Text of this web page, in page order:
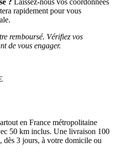
rapidement pour vous
remboursé. Vérifiez vos
de vous engager.
en France métropolitaine
50 km inclus. Une livraison 100
dès 3 jours, à votre domicile ou